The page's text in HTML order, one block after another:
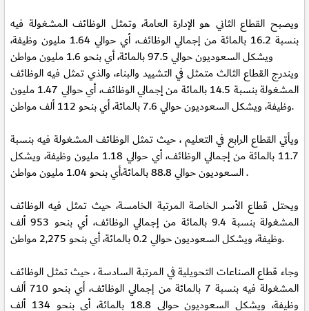
ويصبح القطاع الثاني هو الإدارة العامة، وتمثل الوظائف المشغولة فيه
بنسبة 16.2 بالمائة من إجمالي الوظائف، أي حوالي 1.64 مليون وظيفة،
ويشكل السعوديون حوالي 97.5 بالمائة، أي بنحو 1.6 مليون مواطن
ويندرج القطاع الثالث متمثل في التشييد والبناء، والذي تمثل فيه الوظائف
المشغولة بنسبة 14.5 بالمائة من إجمالي الوظائف، أي حوالي 1.47 مليون
وظيفة، ويشكل السعوديون حوالي 7.6 بالمائة، أي بنحو 112 ألف مواطن.
ويأتي القطاع الرابع في التعليم ، حيث تمثل الوظائف المشغولة فيه بنسبة
11.7 بالمائة من إجمالي الوظائف، أي حوالي 1.18 مليون وظيفة، ويشكل
السعوديون حوالي 88.8 بالمائة،أي بنحو 1.04 مليون مواطن .
ويحتل قطاع الأسر الخاصة المرتبة الخامسة، حيث تمثل فيه الوظائف
المشغولة بنسبة 9.4 بالمائة من إجمالي الوظائف، أي بنحو 953 ألف
وظيفة، ويشكل السعوديون حوالي 0.2 بالمائة، أي بنحو 2,275 مواطن.
وجاء قطاع الصناعات التحويلية في المرتبة السادسة ، حيث تمثل الوظائف
المشغولة فيه بنسبة 7 بالمائة من إجمالي الوظائف، أي بنحو 710 ألف
وظيفة، ويشكل السعوديون حوالي 18.8 بالمائة، أي بنحو 134 ألف